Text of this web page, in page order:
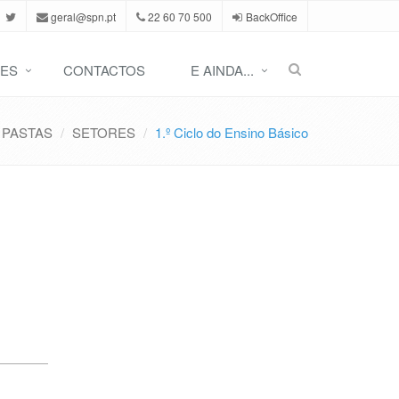
geral@spn.pt 22 60 70 500 BackOffice
CONTACTOS E AINDA...
PASTAS SETORES 1.º Ciclo do Ensino Básico